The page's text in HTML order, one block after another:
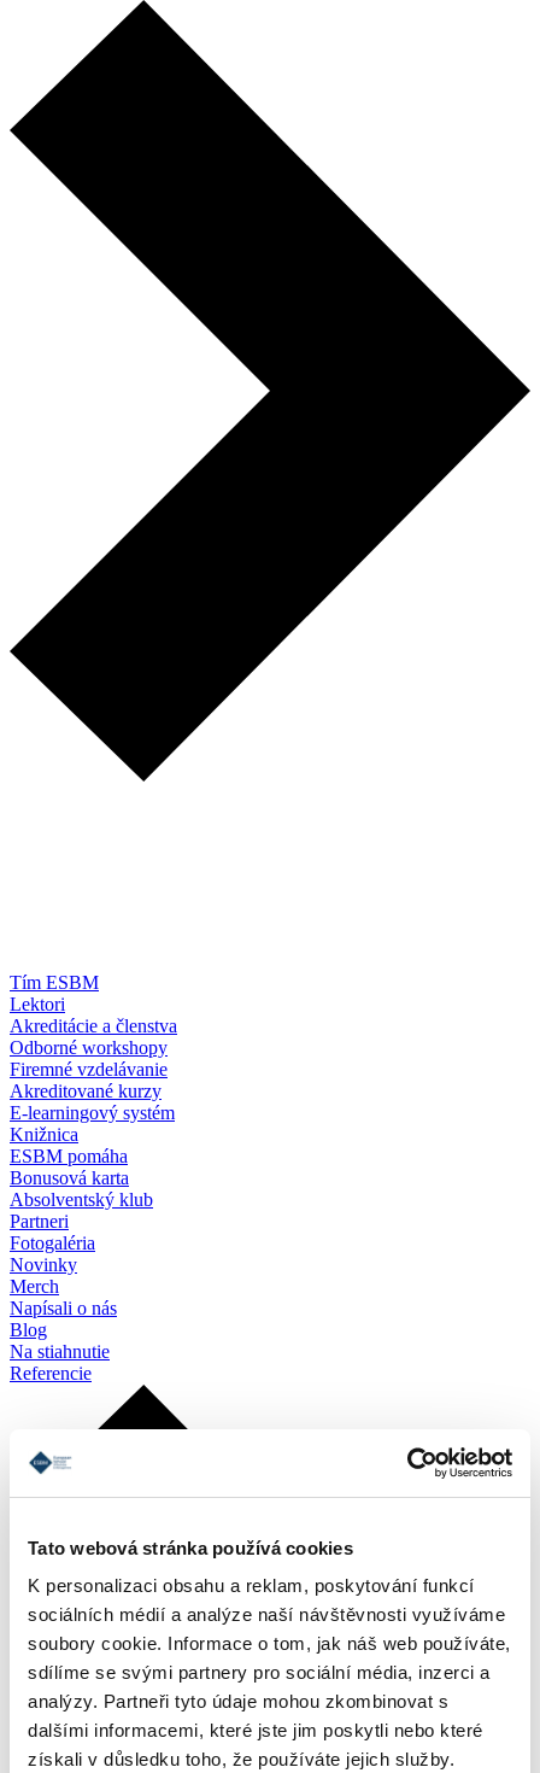
Tato webová stránka používá cookies
K personalizaci obsahu a reklam, poskytování funkcí
sociálních médií a analýze naší návštěvnosti využíváme
soubory cookie. Informace o tom, jak náš web používáte,
sdílíme se svými partnery pro sociální média, inzerci a
analýzy. Partneři tyto údaje mohou zkombinovat s
dalšími informacemi, které jste jim poskytli nebo které
získali v důsledku toho, že používáte jejich služby.
Tím ESBM
Lektori
Akreditácie a členstva
Odborné workshopy
Firemné vzdelávanie
Akreditované kurzy
E-learningový systém
Knižnica
ESBM pomáha
Bonusová karta
Absolventský klub
Partneri
Fotogaléria
Novinky
Merch
Napísali o nás
Blog
Na stiahnutie
Referencie